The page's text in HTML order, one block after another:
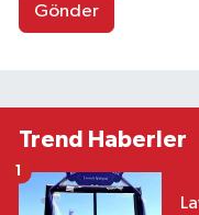
Gönder
Trend Haberler
1